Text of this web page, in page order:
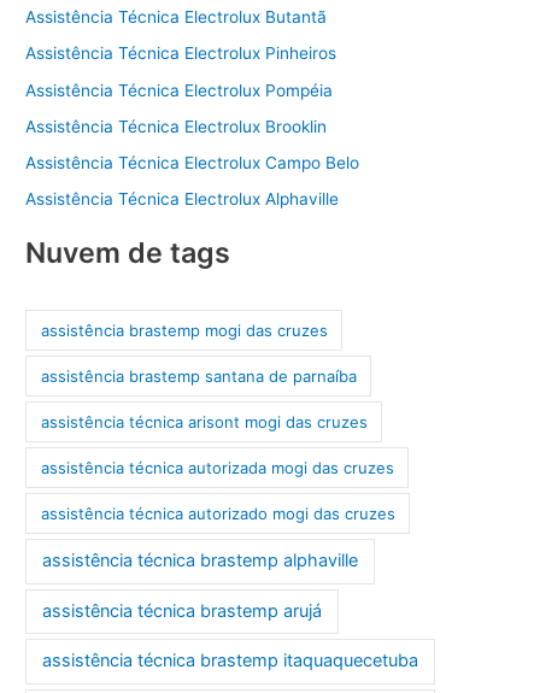
Assistência Técnica Electrolux Butantã
Assistência Técnica Electrolux Pinheiros
Assistência Técnica Electrolux Pompéia
Assistência Técnica Electrolux Brooklin
Assistência Técnica Electrolux Campo Belo
Assistência Técnica Electrolux Alphaville
Nuvem de tags
assistência brastemp mogi das cruzes
assistência brastemp santana de parnaíba
assistência técnica arisont mogi das cruzes
assistência técnica autorizada mogi das cruzes
assistência técnica autorizado mogi das cruzes
assistência técnica brastemp alphaville
assistência técnica brastemp arujá
assistência técnica brastemp itaquaquecetuba